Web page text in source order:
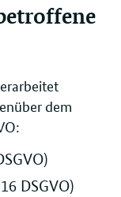
dem
DSGVO)